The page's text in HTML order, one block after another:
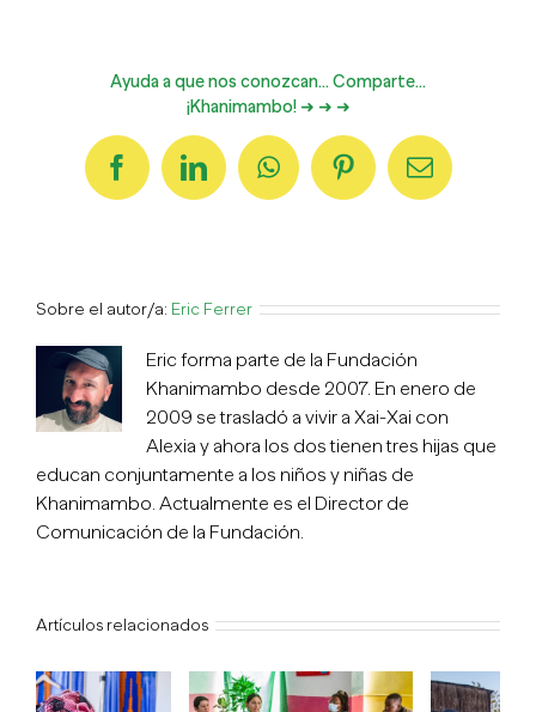
Ayuda a que nos conozcan... Comparte...
¡Khanimambo! ➜ ➜ ➜
FacebookLinkedInWhatsAppPinterestCorreo
electrónico
Sobre el autor/a: Eric Ferrer
Eric forma parte de la Fundación
Khanimambo desde 2007. En enero de
2009 se trasladó a vivir a Xai-Xai con
Alexia y ahora los dos tienen tres hijas que
educan conjuntamente a los niños y niñas de
Khanimambo. Actualmente es el Director de
Comunicación de la Fundación.
Artículos relacionados